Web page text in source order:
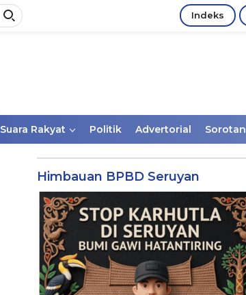
Indeks
Suara Rakyat Politik Advertorial Sorotan
Himbauan BPBD Seruyan